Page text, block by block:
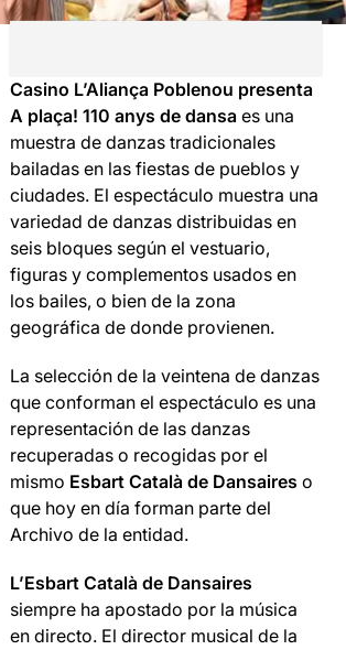
Casino L’Aliança Poblenou presenta
A plaça! 110 anys de dansaes una
muestra dedanzas tradicionales
bailadas en las fiestas de pueblos y
ciudades. El espectáculo muestra una
variedad de danzas distribuidas en
seis bloques según el vestuario,
figuras y complementos usados en
los bailes, o bien de la zona
geográfica de donde provienen.
La selección de laveintena de danzas
que conforman el espectáculo es una
representación de las danzas
recuperadas o recogidas por el
mismo Esbart Català de Dansaires o
que hoy en día forman parte del
Archivo de la entidad.
L’Esbart Català de Dansaires
siempre ha apostado por la música
en directo. El director musical de la